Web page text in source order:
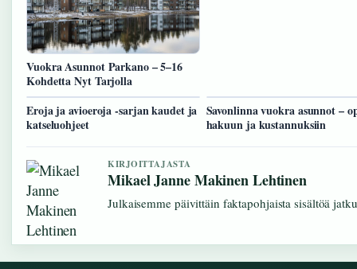
Vuokra Asunnot Parkano – 5–16
Kohdetta Nyt Tarjolla
Eroja ja avioeroja -sarjan kaudet ja
katseluohjeet
Savonlinna vuokra asunnot –
hakuun ja kustannuksiin
KIRJOITTAJASTA
Mikael Janne Makinen Lehtinen
Julkaisemme päivittäin faktapohjaista sisältöä